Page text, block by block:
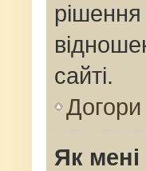
сайті.
Догори
Як